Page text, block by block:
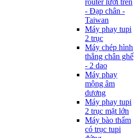
router lưỡi trên
- Đạp chân -
Taiwan
Máy phay tupi
2 trục
Máy chép hình
thẳng chân ghế
- 2 dao
Máy phay
mộng âm
dương
Máy phay tupi
2 trục mặt lớn
Máy bào thẩm
có trục tupi